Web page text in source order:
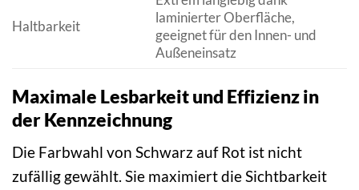
Haltbarkeit
laminierter Oberfläche,
geeignet für den Innen- und
Außeneinsatz
Maximale Lesbarkeit und Effizienz in
der Kennzeichnung
Die Farbwahl von Schwarz auf Rot ist nicht
zufällig gewählt. Sie maximiert die Sichtbarkeit